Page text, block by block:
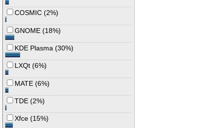
COSMIC (2%)
GNOME (18%)
KDE Plasma (30%)
LXQt (6%)
MATE (6%)
TDE (2%)
Xfce (15%)